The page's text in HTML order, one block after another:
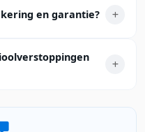
en garantie?